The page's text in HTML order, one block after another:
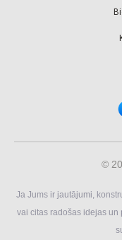
©
Ja Jums ir jautājumi,
vai citas radošas idejas un